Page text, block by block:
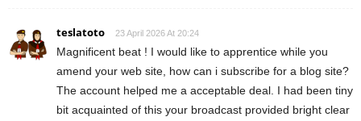
teslatoto 23 April 2026 At 20:24
Magnificent beat ! I would like to apprentice while you
amend your web site, how can i subscribe for a blog site?
The account helped me a acceptable deal. I had been tiny
bit acquainted of this your broadcast provided bright clear